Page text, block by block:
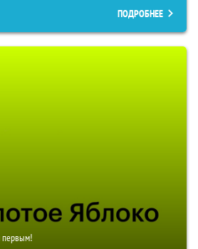
ПОДРОБНЕЕ
первым!